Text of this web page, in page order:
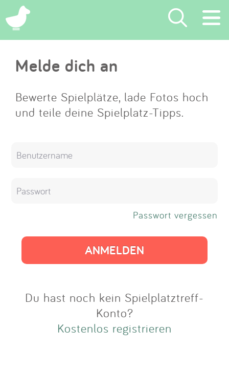
×
Suchen
Eintragen
App
Melde dich an
Bewerte Spielplätze, lade Fotos hoch
und teile deine Spielplatz-Tipps.
Passwort vergessen
Du hast noch kein Spielplatztreff-
Konto?
Kostenlos registrieren